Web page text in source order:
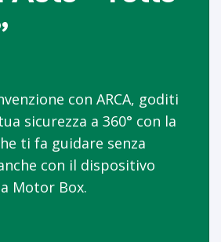
con ARCA, goditi
sicurezza a 360° con la
ti fa guidare senza
con il dispositivo
Motor Box.